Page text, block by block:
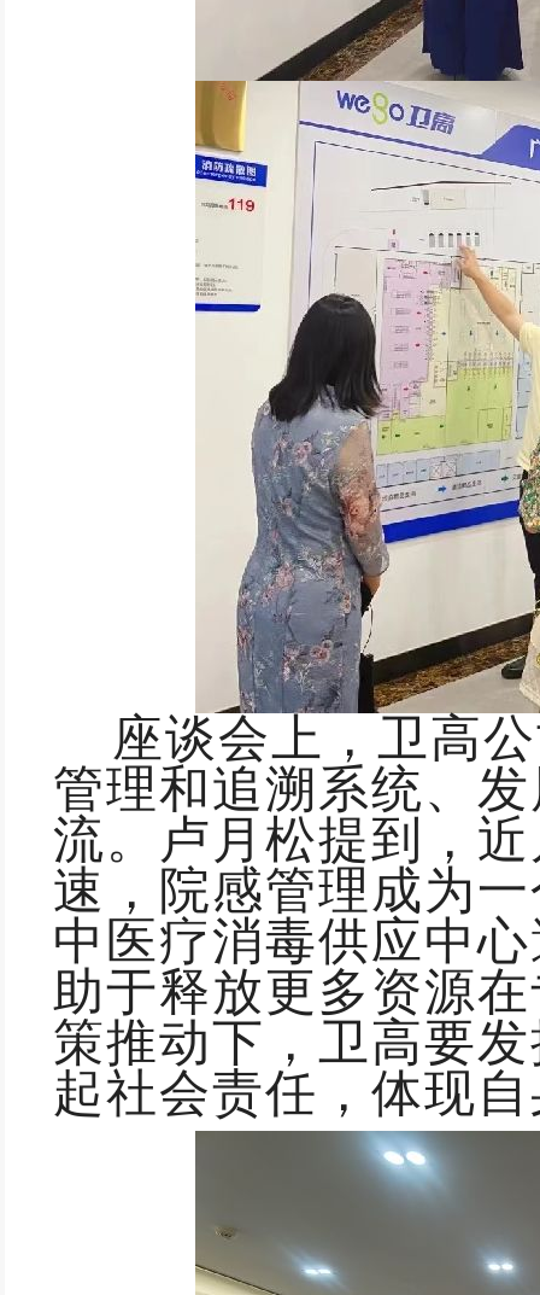
座谈会上 ，卫 高
管理和追溯系统、
流。卢月松提到
，
速，院感管理成为
中医疗消毒供应中
助于释放更多资源
策推动下，卫高要
起社会责任，体现